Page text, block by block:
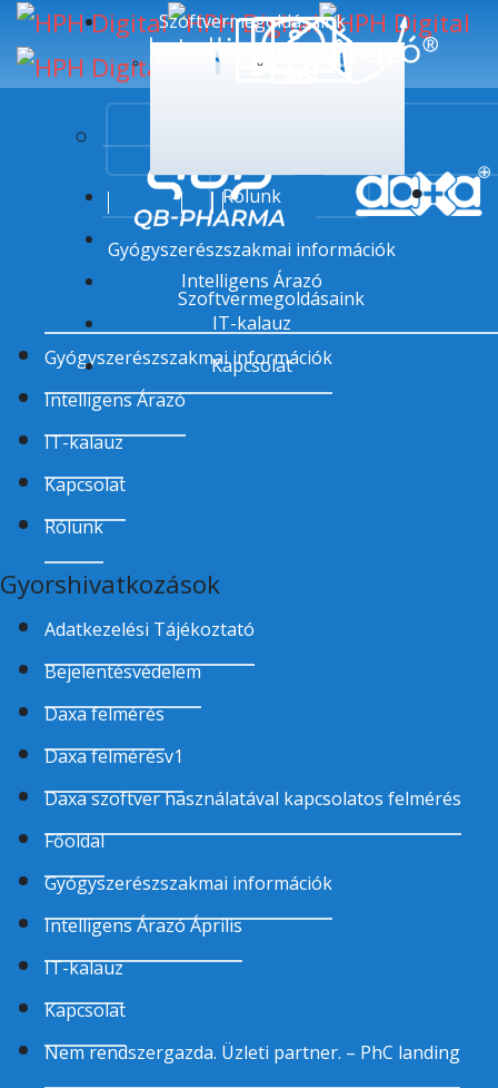
Szoftvermegoldásaink
Rólunk
Gyógyszerészszakmai információk
Intelligens Árazó
IT-kalauz
Kapcsolat
Szoftvermegoldásaink
Szoftvermegoldásaink
QB-PHARMA
daxa™
Rólunk
Gyógyszerészszakmai információk
Intelligens Árazó
IT-kalauz
Kapcsolat
Gyorshivatkozások
Adatkezelési Tájékoztató
Bejelentésvédelem
Daxa felmérés
Daxa felmérésv1
Daxa szoftver használatával kapcsolatos felmérés
Főoldal
Gyógyszerészszakmai információk
Intelligens Árazó Április
IT-kalauz
Kapcsolat
Nem rendszergazda. Üzleti partner. – PhC landing